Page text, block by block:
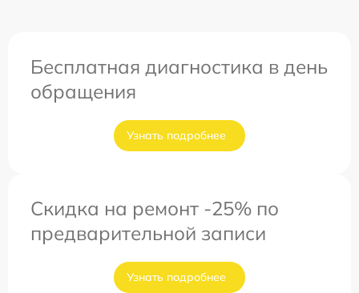
Бесплатная диагностика в день
обращения
Узнать подробнее
Скидка на ремонт -25% по
предварительной записи
Узнать подробнее